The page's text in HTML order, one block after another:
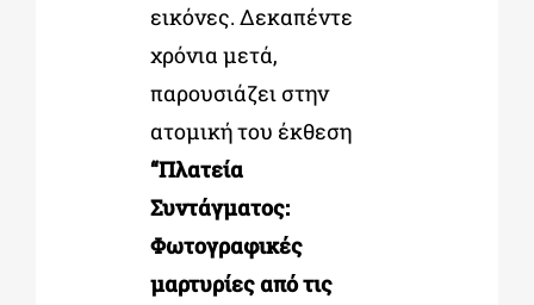
εικόνες. Δεκαπέντε
χρόνια µετά,
παρουσιάζει στην
ατοµική του έκθεση
“Πλατεία
Συντάγµατος:
Φωτογραφικές
µαρτυρίες από τις